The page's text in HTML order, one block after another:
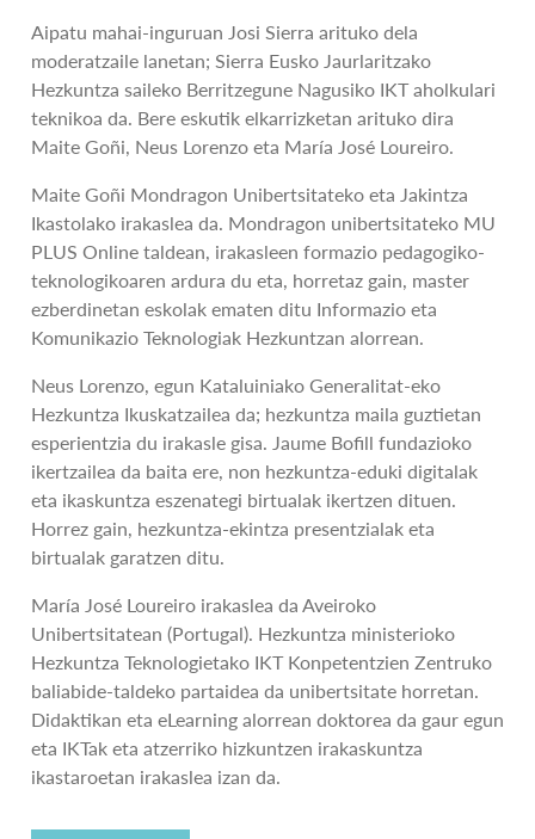
Aipatu mahai-inguruan Josi Sierra arituko dela
moderatzaile lanetan; Sierra Eusko Jaurlaritzako
Hezkuntza saileko Berritzegune Nagusiko IKT aholkulari
teknikoa da. Bere eskutik elkarrizketan arituko dira
Maite Goñi, Neus Lorenzo eta María José Loureiro.
Maite Goñi Mondragon Unibertsitateko eta Jakintza
Ikastolako irakaslea da. Mondragon unibertsitateko MU
PLUS Online taldean, irakasleen formazio pedagogiko-
teknologikoaren ardura du eta, horretaz gain, master
ezberdinetan eskolak ematen ditu Informazio eta
Komunikazio Teknologiak Hezkuntzan alorrean.
Neus Lorenzo, egun Kataluiniako Generalitat-eko
Hezkuntza Ikuskatzailea da; hezkuntza maila guztietan
esperientzia du irakasle gisa. Jaume Bofill fundazioko
ikertzailea da baita ere, non hezkuntza-eduki digitalak
eta ikaskuntza eszenategi birtualak ikertzen dituen.
Horrez gain, hezkuntza-ekintza presentzialak eta
birtualak garatzen ditu.
María José Loureiro irakaslea da Aveiroko
Unibertsitatean (Portugal). Hezkuntza ministerioko
Hezkuntza Teknologietako IKT Konpetentzien Zentruko
baliabide-taldeko partaidea da unibertsitate horretan.
Didaktikan eta eLearning alorrean doktorea da gaur egun
eta IKTak eta atzerriko hizkuntzen irakaskuntza
ikastaroetan irakaslea izan da.